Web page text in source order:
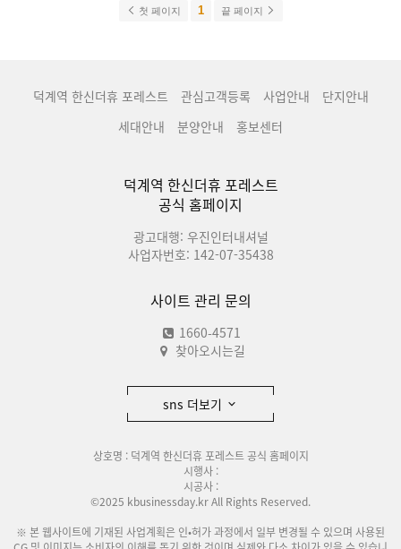
첫 페이지 1 끝 페이지
덕계역 한신더휴 포레스트 관심고객등록 사업안내
단지안내
세대안내
분양안내 홍보센터
덕계역 한신더휴 포레스트
공식 홈페이지
광고대행: 우진인터내셔널
사업자번호: 142-07-35438
사이트 관리 문의
1660-4571
찾아오시는길
sns 더보기
상호명 : 덕계역 한신더휴 포레스트 공식 홈페이지
시행사 :
시공사 :
©2025 kbusinessday.kr All Rights Reserved.
※ 본 웹사이트에 기재된 사업계획은 인•허가 과정에서 일부 변경될 수 있으며 사용된